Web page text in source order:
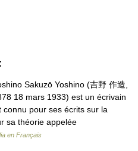
Sakuzō Yoshino (吉野 作造,
18 mars 1933) est un écrivain
connu pour ses écrits sur la
sa théorie appelée
en Français